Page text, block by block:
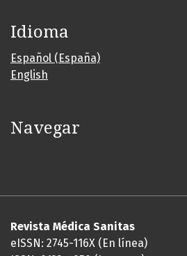
Idioma
Español (España)
English
Navegar
Revista Médica Sanitas
eISSN: 2745-116X (En línea)